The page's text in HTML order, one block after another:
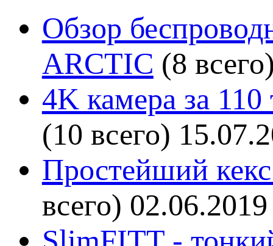
Обзор
ARCTIC (8
4K камера за
(10 всего)
Простейший кекс
всего) 02.06.2019